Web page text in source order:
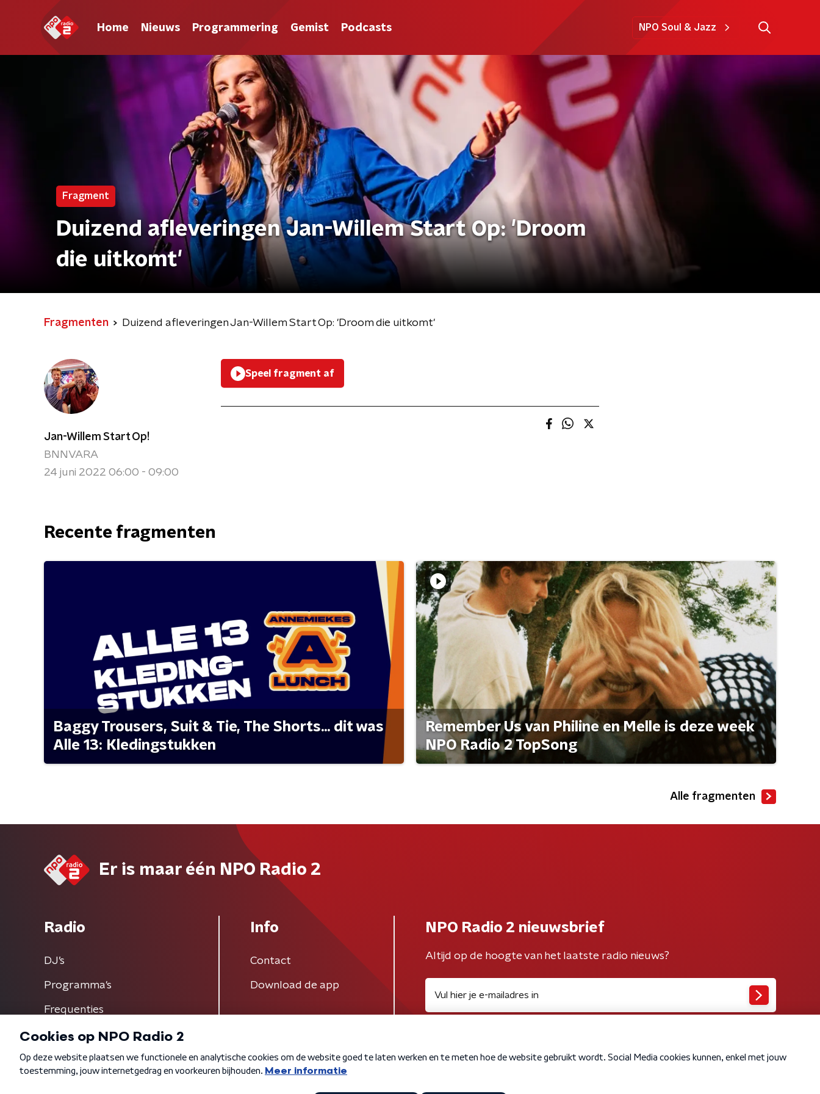
Home Nieuws Programmering Gemist Podcasts NPO Soul & Jazz
Fragment
Duizend afleveringen Jan-Willem Start Op: 'Droom
die uitkomt'
Fragmenten Duizend afleveringen Jan-Willem Start Op: 'Droom die uitkomt'
Jan-Willem Start Op!
BNNVARA
24 juni 2022 06:00 - 09:00
Speel fragment af
Recente fragmenten
Baggy Trousers, Suit & Tie, The Shorts... dit was
Alle 13: Kledingstukken
Remember Us van Philine en Melle is deze week
NPO Radio 2 TopSong
Alle fragmenten
Er is maar één NPO Radio 2
Radio
DJ’s
Programma's
Frequenties
Info
Contact
Download de app
NPO Radio 2 nieuwsbrief
Altijd op de hoogte van het laatste radio nieuws?
Algemene voorwaarden Privacybeleid